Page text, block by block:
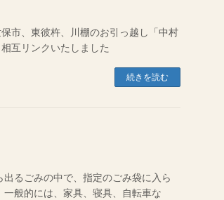
市、東彼杵、川棚のお引っ越し「中村
相互リンクいたしました
続きを読む
るごみの中で、指定のごみ袋に入ら
般的には、家具、寝具、自転車な